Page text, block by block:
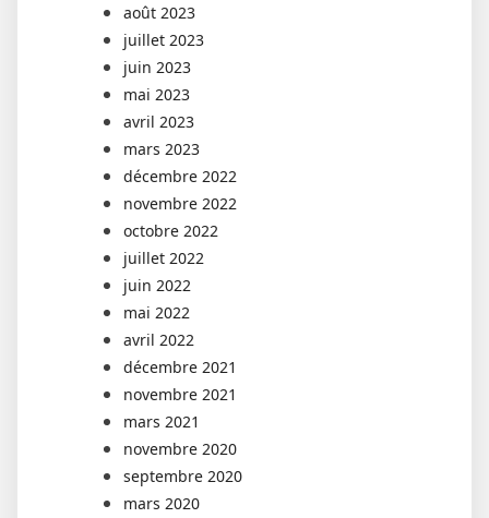
août 2023
juillet 2023
juin 2023
mai 2023
avril 2023
mars 2023
décembre 2022
novembre 2022
octobre 2022
juillet 2022
juin 2022
mai 2022
avril 2022
décembre 2021
novembre 2021
mars 2021
novembre 2020
septembre 2020
mars 2020